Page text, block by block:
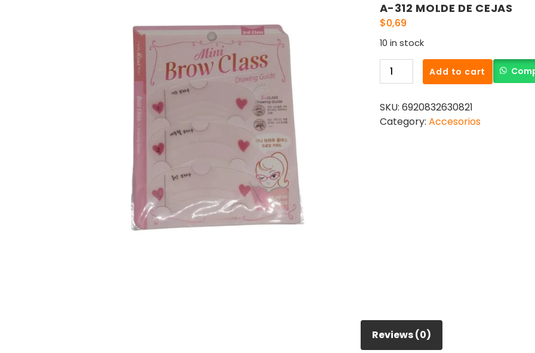
A-312 MOLDE DE CEJAS
$0,69
10 in stock
A-
312
DE
CEJAS
Add to cart
SKU: 6920832630821
Category: Accesorios
Reviews (0)